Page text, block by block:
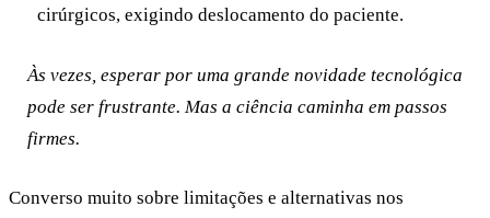
cirúrgicos, exigindo deslocamento do paciente.
Às vezes, esperar por uma grande novidade tecnológica
pode ser frustrante. Mas a ciência caminha em passos
firmes.
Converso muito sobre limitações e alternativas nos